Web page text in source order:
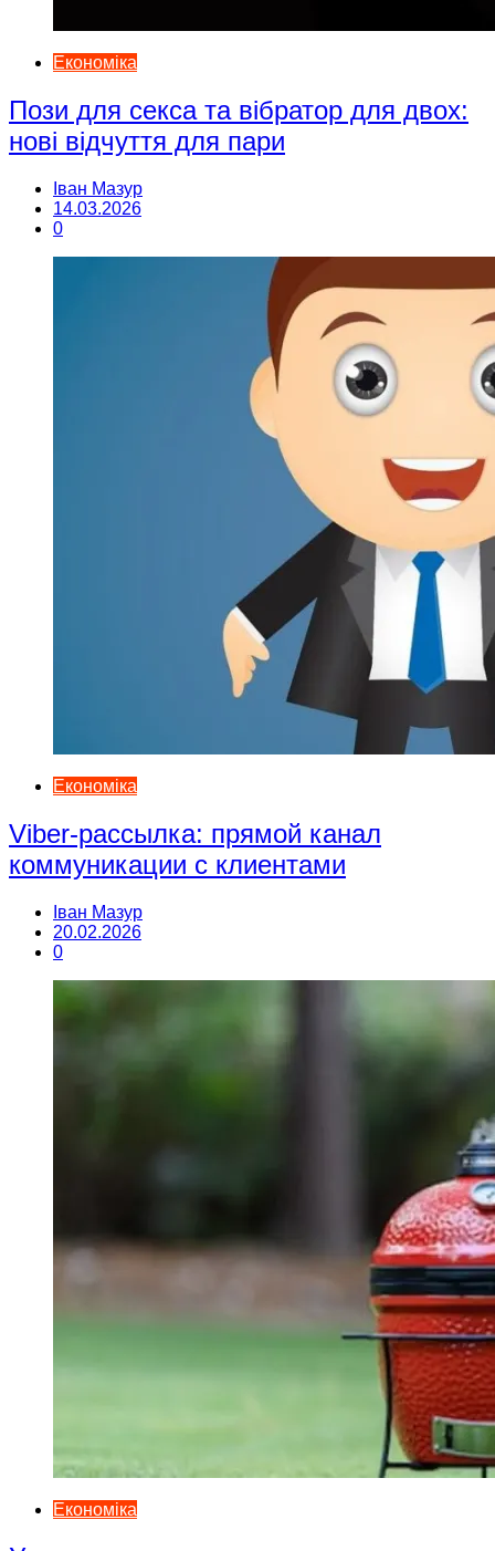
Економіка
Пози для секса та вібратор для двох:
нові відчуття для пари
Іван Мазур
14.03.2026
0
Економіка
Viber-рассылка: прямой канал
коммуникации с клиентами
Іван Мазур
20.02.2026
0
Економіка